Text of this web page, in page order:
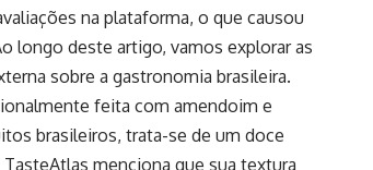
na plataforma, o que causou
longo deste artigo, vamos explorar as
sobre a gastronomia brasileira.
feita com amendoim e
brasileiros, trata-se de um doce
menciona que sua textura